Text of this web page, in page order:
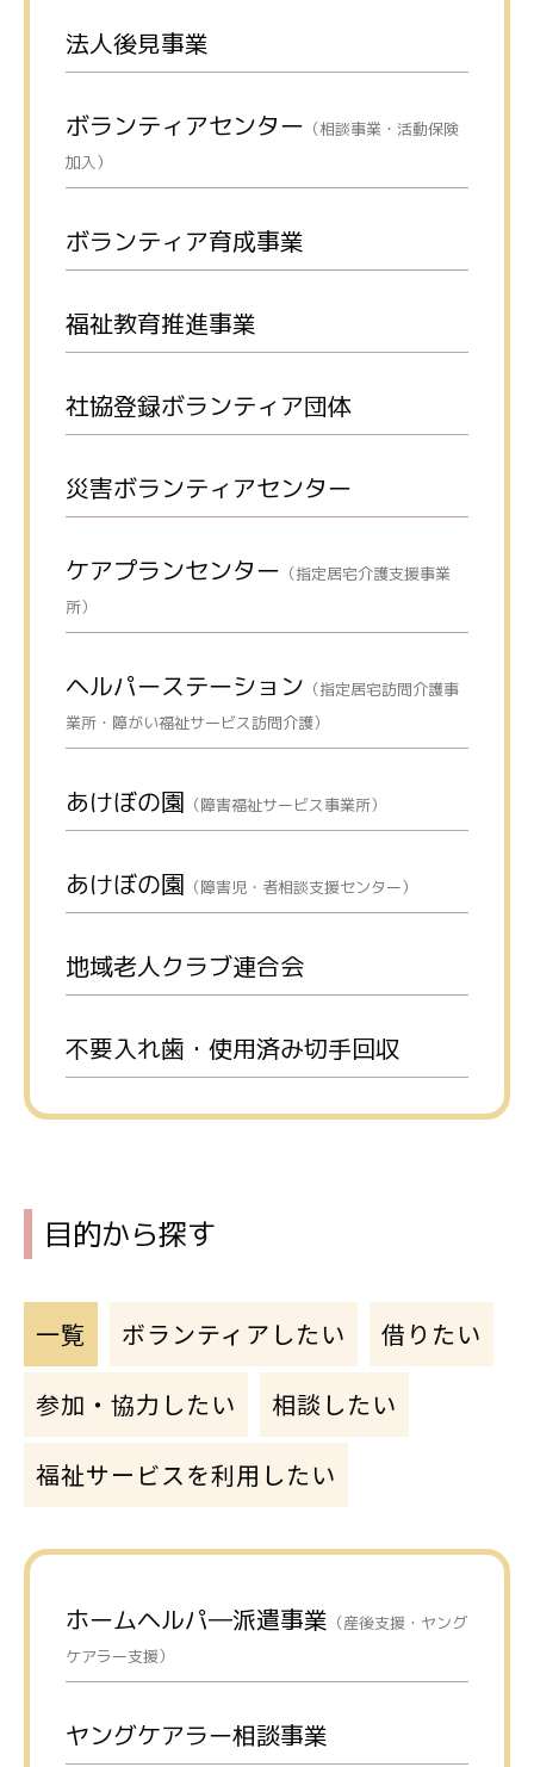
法人後見事業
ボランティアセンター （相談事業・活動保険
加入）
ボランティア育成事業
福祉教育推進事業
社協登録ボランティア団体
災害ボランティアセンター
ケアプランセンター （指定居宅介護支援事業
所）
ヘルパーステーション （指定居宅訪問介護事
業所・障がい福祉サービス訪問介護）
あけぼの園 （障害福祉サービス事業所）
あけぼの園 （障害児・者相談支援センター）
地域老人クラブ連合会
不要入れ歯・使用済み切手回収
目的から探す
一覧 ボランティアしたい 借りたい
参加・協力したい 相談したい
福祉サービスを利用したい
ホームヘルパ―派遣事業 （産後支援・ヤング
ケアラー支援）
ヤングケアラー相談事業